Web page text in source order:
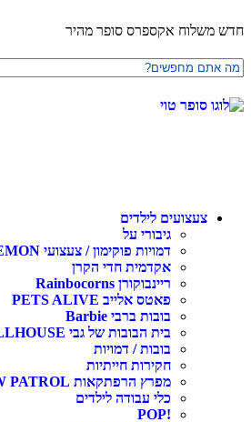
אקספרס סופר מהיר
לילדים
גיבורי על
דמויות פוקימון / צעצועי POKEMON
אקדמית חדי הקרן
ריינבוקורן Rainbocorns
פאטס אלייב PETS ALIVE
בובות ברבי Barbie
בית הבובות של גבי GABBY'S DOLLHOUSE
בובות / דמויות
חקירות חייתיות
מפרץ הרפתקאות PAW PATROL
כלי עבודה לילדים